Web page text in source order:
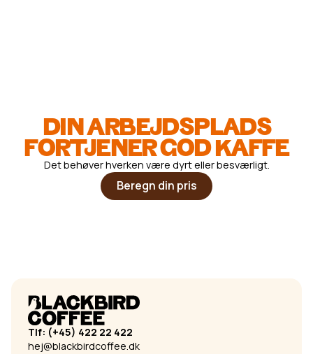
DIN ARBEJDSPLADS
FORTJENER GOD KAFFE
Det behøver hverken være dyrt eller besværligt.
Beregn din pris
Tlf: (+45) 422 22 422
hej@blackbirdcoffee.dk